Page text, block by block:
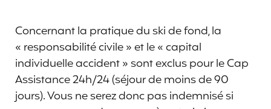
Concernant la pratique du ski de fond, la
« responsabilité civile » et le « capital
individuelle accident » sont exclus pour le Cap
Assistance 24h/24 (séjour de moins de 90
jours). Vous ne serez donc pas indemnisé si